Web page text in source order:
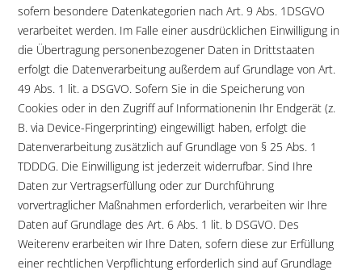
sofern besondere Datenkategorien nach Art. 9 Abs. 1DSGVO
verarbeitet werden. Im Falle einer ausdrücklichen Einwilligung in
die Übertragung personenbezogener Daten in Drittstaaten
erfolgt die Datenverarbeitung außerdem auf Grundlage von Art.
49 Abs. 1 lit. a DSGVO. Sofern Sie in die Speicherung von
Cookies oder in den Zugriff auf Informationenin Ihr Endgerät (z.
B. via Device-Fingerprinting) eingewilligt haben, erfolgt die
Datenverarbeitung zusätzlich auf Grundlage von § 25 Abs. 1
TDDDG. Die Einwilligung ist jederzeit widerrufbar. Sind Ihre
Daten zur Vertragserfüllung oder zur Durchführung
vorvertraglicher Maßnahmen erforderlich, verarbeiten wir Ihre
Daten auf Grundlage des Art. 6 Abs. 1 lit. b DSGVO. Des
Weiterenv erarbeiten wir Ihre Daten, sofern diese zur Erfüllung
einer rechtlichen Verpflichtung erforderlich sind auf Grundlage